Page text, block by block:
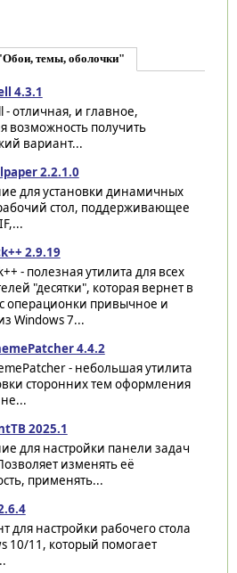
темы, оболочки"
4.3.1
- отличная, и главное,
возможность получить
вариант...
2.2.1.0
для установки динамичных
стол, поддерживающее
2.9.19
- полезная утилита для всех
"десятки", которая вернет в
операционки привычное и
Windows 7...
4.4.2
- небольшая утилита
сторонних тем оформления
2025.1
для настройки панели задач
изменять её
применять...
для настройки рабочего стола
10/11, который помогает